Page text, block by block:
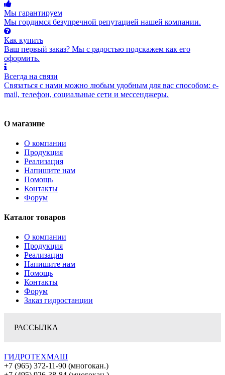
Мы гарантируем
Мы гордимся безупречной репутацией нашей компании.
Как купить
Ваш первый заказ? Мы с радостью подскажем как его
оформить.
Всегда на связи
Связаться с нами можно любым удобным для вас способом: e-
mail, телефон, социальные сети и мессенджеры.
О магазине
О компании
Продукция
Реализация
Напишите нам
Помощь
Контакты
Форум
Каталог товаров
О компании
Продукция
Реализация
Напишите нам
Помощь
Контакты
Форум
Заказ гидростанции
РАССЫЛКА
ГИДРОТЕХМАШ
+7 (965) 372-11-90 (многокан.)